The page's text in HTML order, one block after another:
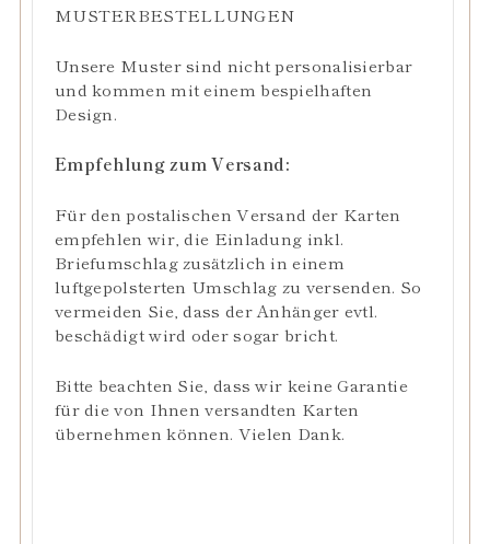
MUSTERBESTELLUNGEN
Unsere Muster sind nicht personalisierbar
und kommen mit einem bespielhaften
Design.
Empfehlung zum Versand:
Für den postalischen Versand der Karten
empfehlen wir, die Einladung inkl.
Briefumschlag zusätzlich in einem
luftgepolsterten Umschlag zu versenden. So
vermeiden Sie, dass der Anhänger evtl.
beschädigt wird oder sogar bricht.
Bitte beachten Sie, dass wir keine Garantie
für die von Ihnen versandten Karten
übernehmen können. Vielen Dank.